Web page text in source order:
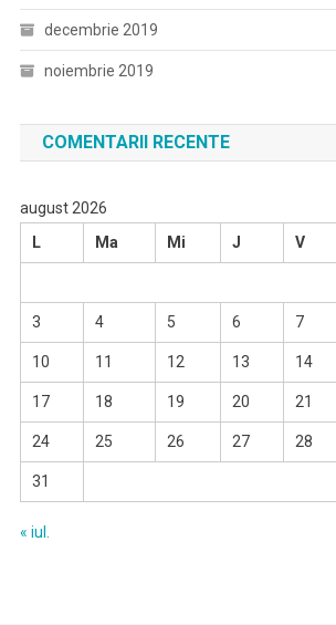
decembrie 2019
noiembrie 2019
COMENTARII RECENTE
august 2026
L
Ma Mi J V
3 4 5 6 7
10 11 12 13 14
17 18 19 20 21
24 25 26 27 28
31
« iul.